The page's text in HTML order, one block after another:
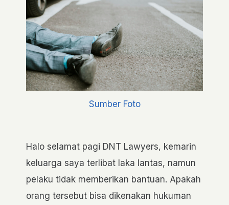
Sumber Foto
Halo selamat pagi DNT Lawyers, kemarin
keluarga saya terlibat laka lantas, namun
pelaku tidak memberikan bantuan. Apakah
orang tersebut bisa dikenakan hukuman